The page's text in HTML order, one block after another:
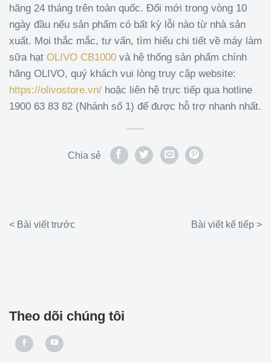
hãng 24 tháng trên toàn quốc. Đổi mới trong vòng 10
ngày đầu nếu sản phẩm có bất kỳ lỗi nào từ nhà sản
xuất. Mọi thắc mắc, tư vấn, tìm hiểu chi tiết về máy làm
sữa hạt OLIVO CB1000 và hệ thống sản phẩm chính
hãng OLIVO, quý khách vui lòng truy cập website:
https://olivostore.vn/ hoặc liên hệ trực tiếp qua hotline
1900 63 83 82 (Nhánh số 1) để được hỗ trợ nhanh nhất.
Chia sẻ
Theo dõi chúng tôi